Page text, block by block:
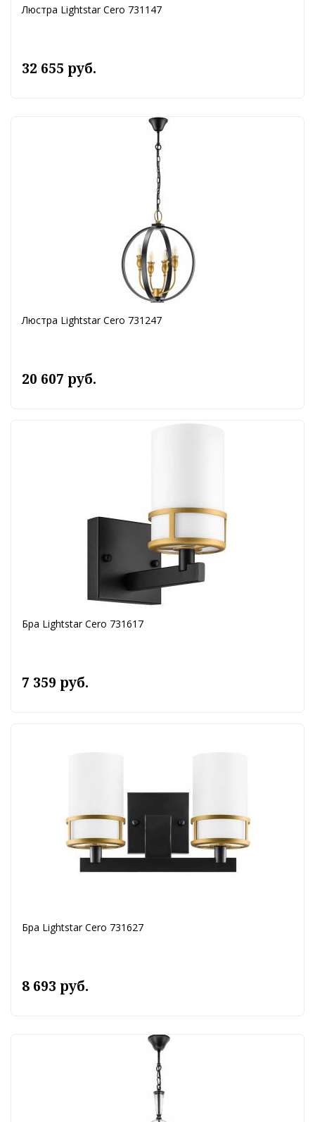
Люстра Lightstar Cero 731147
32 655 руб.
Люстра Lightstar Cero 731247
20 607 руб.
Бра Lightstar Cero 731617
7 359 руб.
Бра Lightstar Cero 731627
8 693 руб.